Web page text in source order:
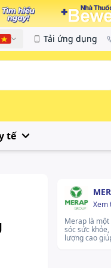
Việt Tải ứng dụng
tế
Xem
Merap là
sóc sức
lượng cao